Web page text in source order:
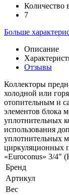
Количество
7
Больше
Описание
Отзывы
Коллекторы
холодной или
отопительным и
элементов блока
уплотнительных
использования
уплотнительных
циркуляционных
«Euroconus» 3/4"
Бренд
Артикул
Вес